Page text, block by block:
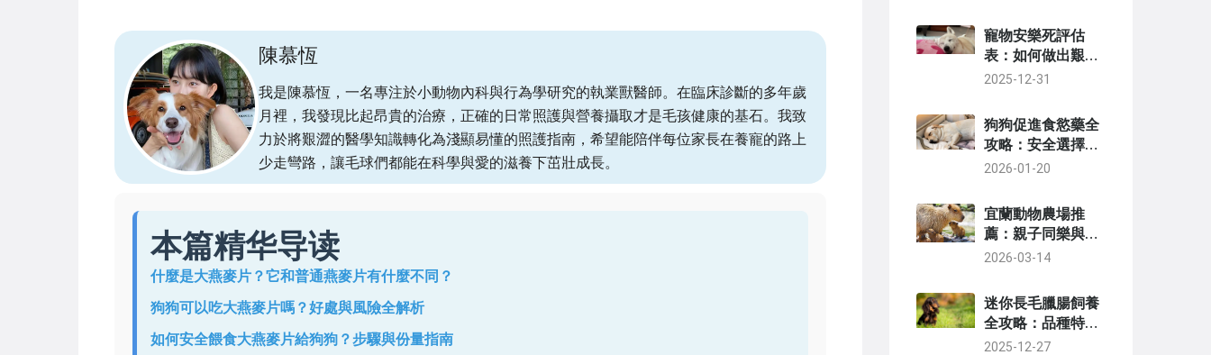
陳慕恆
我是陳慕恆，一名專注於小動物內科與行為學研究的執業獸醫師。在臨床診斷的多年歲
月裡，我發現比起昂貴的治療，正確的日常照護與營養攝取才是毛孩健康的基石。我致
力於將艱澀的醫學知識轉化為淺顯易懂的照護指南，希望能陪伴每位家長在養寵的路上
少走彎路，讓毛球們都能在科學與愛的滋養下茁壯成長。
本篇精华导读
什麼是大燕麥片？它和普通燕麥片有什麼不同？
狗狗可以吃大燕麥片嗎？好處與風險全解析
如何安全餵食大燕麥片給狗狗？步驟與份量指南
寵物安樂死評估
表：如何做出艱難
決定？完整指南與
2025-12-31
狗狗促進食慾藥全
攻略：安全選擇、
使用技巧與獸醫建
2026-01-20
宜蘭動物農場推
薦：親子同樂與動
物互動的最佳去處
2026-03-14
迷你長毛臘腸飼養
全攻略：品種特
點、健康照護與訓
2025-12-27